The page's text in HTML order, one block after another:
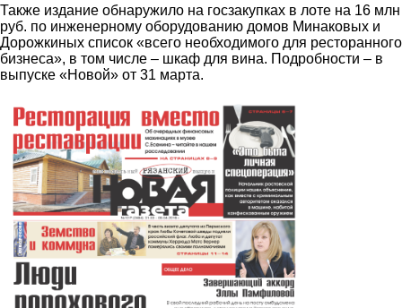
Также издание обнаружило на госзакупках в лоте на 16 млн
руб. по инженерному оборудованию домов Минаковых и
Дорожкиных список «всего необходимого для ресторанного
бизнеса», в том числе – шкаф для вина. Подробности – в
выпуске «Новой» от 31 марта.
01.jpg